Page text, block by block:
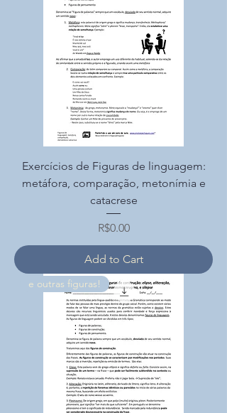
Exercícios de Figuras de linguagem:
metáfora, comparação, metonímia e
catacrese
Price
R$0.00
Add to Cart
e outras figuras!